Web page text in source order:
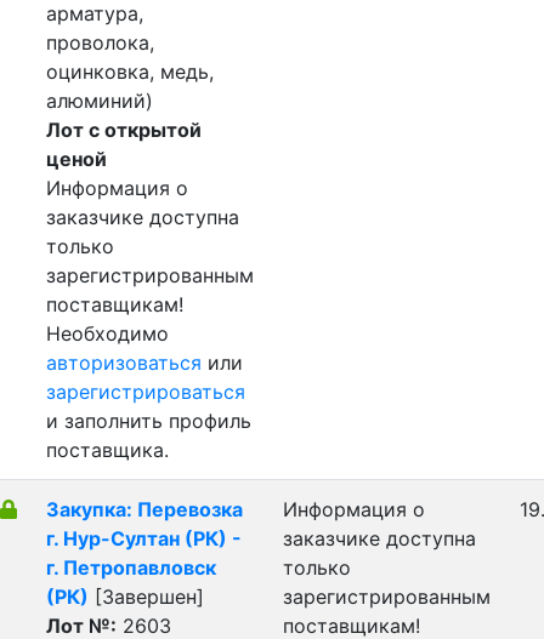
арматура,
проволока,
оцинковка, медь,
алюминий)
Лот с открытой
ценой
Информация о
заказчике доступна
только
зарегистрированным
поставщикам!
Необходимо
авторизоваться или
зарегистрироваться
и заполнить профиль
поставщика.
Закупка: Перевозка
г. Нур-Султан (РК) -
г. Петропавловск
(РК) [Завершен]
Лот №: 2603
Информация о
заказчике доступна
только
зарегистрированным
поставщикам!